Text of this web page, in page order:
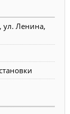
ул. Ленина,